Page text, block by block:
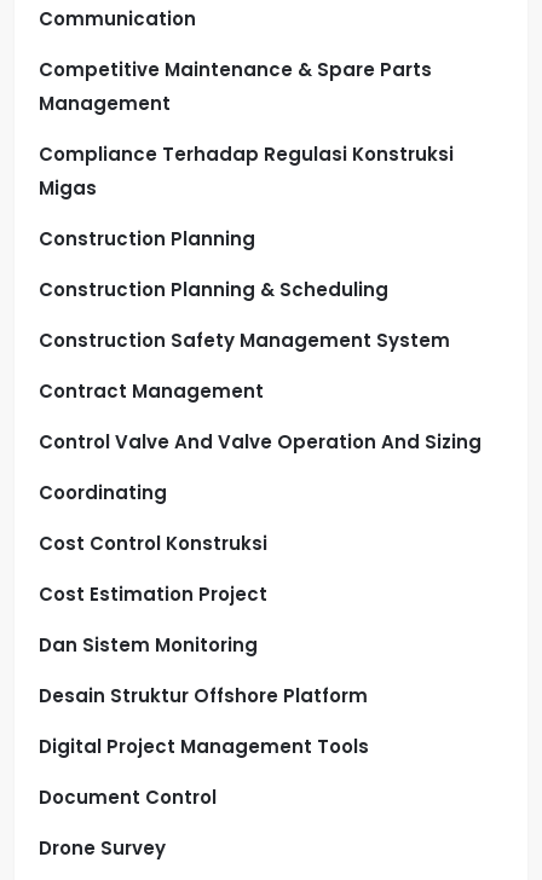
Communication
Competitive Maintenance & Spare Parts
Management
Compliance Terhadap Regulasi Konstruksi
Migas
Construction Planning
Construction Planning & Scheduling
Construction Safety Management System
Contract Management
Control Valve And Valve Operation And Sizing
Coordinating
Cost Control Konstruksi
Cost Estimation Project
Dan Sistem Monitoring
Desain Struktur Offshore Platform
Digital Project Management Tools
Document Control
Drone Survey